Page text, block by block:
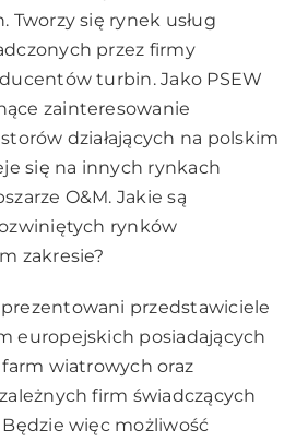
się rynek usług
przez firmy
turbin. Jako PSEW
zainteresowanie
działających na polskim
się na innych rynkach
O&M. Jakie są
rynków
zakresie?
przedstawiciele
europejskich posiadających
wiatrowych oraz
firm świadczących
Będzie więc możliwość